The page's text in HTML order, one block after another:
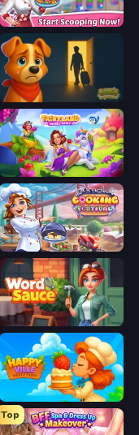
Ice Cream Fever: Cooking Game
Ranch Adventures
Fairyland Merge & Magic
Cooking Festival
Word Sauce
HappyVille Merge Farm
Top